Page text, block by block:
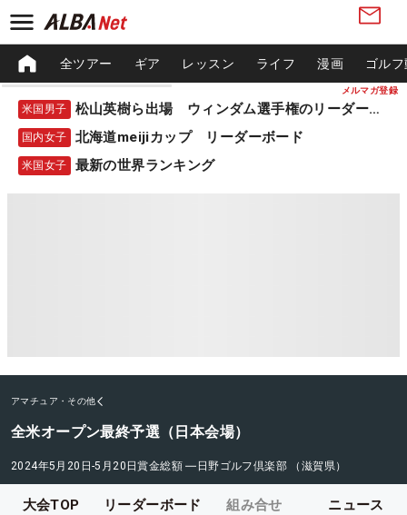
メルマガ登録
全ツアー ギア レッスン ライフ 漫画 ゴル
米国男子 松山英樹ら出場 ウィンダム選手権のリーダーボード
国内女子 北海道meijiカップ リーダーボード
米国女子 最新の世界ランキング
アマチュア・その他
全米オープン最終予選（日本会場）
2024年5月20日-5月20日賞金総額 ― 日野ゴルフ倶楽部 （滋賀県）
大会TOP リーダーボード 組み合せ ニュース